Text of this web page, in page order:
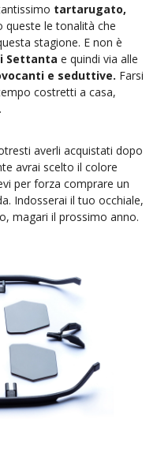
tartarugato,
queste le tonalità che
stagione. E non è
Settanta e quindi via alle
e seduttive. Farsi
costretti a casa,
averli acquistati dopo
avrai scelto il colore
per forza comprare un
Indosserai il tuo occhiale,
magari il prossimo anno.